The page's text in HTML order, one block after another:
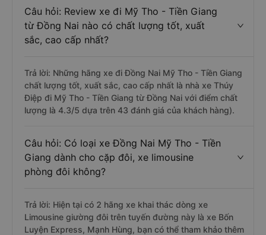
Câu hỏi: Review xe đi Mỹ Tho - Tiền Giang
từ Đồng Nai nào có chất lượng tốt, xuất
sắc, cao cấp nhất?
Trả lời: Những hãng xe đi Đồng Nai Mỹ Tho - Tiền Giang
chất lượng tốt, xuất sắc, cao cấp nhất là nhà xe Thúy
Điệp đi Mỹ Tho - Tiền Giang từ Đồng Nai với điểm chất
lượng là 4.3/5 dựa trên 43 đánh giá của khách hàng).
Câu hỏi: Có loại xe Đồng Nai Mỹ Tho - Tiền
Giang dành cho cặp đôi, xe limousine
phòng đôi không?
Trả lời: Hiện tại có 2 hãng xe khai thác dòng xe
Limousine giường đôi trên tuyến đường này là xe Bốn
Luyện Express, Mạnh Hùng, bạn có thể tham khảo thêm